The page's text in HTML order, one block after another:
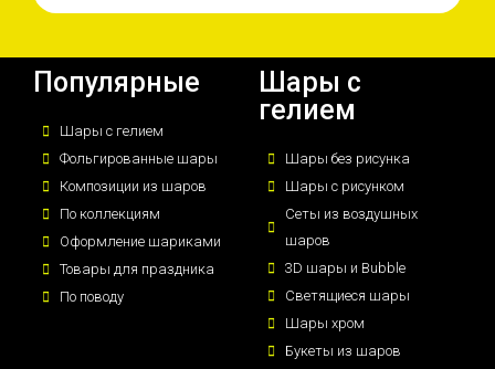
Популярные
Шары с гелием
Фольгированные шары
Композиции из шаров
По коллекциям
Оформление шариками
Товары для праздника
По поводу
Шары с
гелием
Шары без рисунка
Шары с рисунком
Сеты из воздушных
шаров
3D шары и Bubble
Светящиеся шары
Шары хром
Букеты из шаров